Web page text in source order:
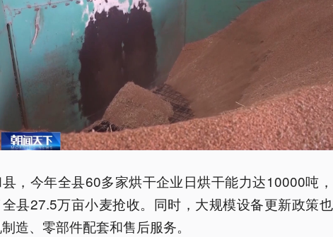
，今年全县60多家烘干企业日烘干能力达10000吨
县27.5万亩小麦抢收。同时，大规模设备更新政策
造、零部件配套和售后服务。